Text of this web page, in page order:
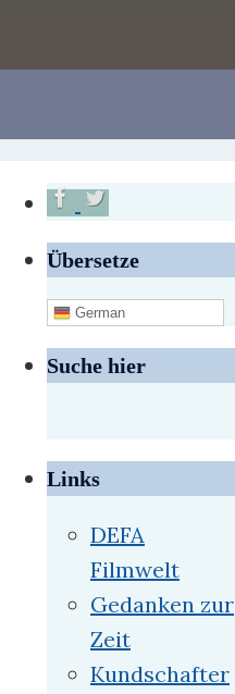
Übersetze
German
Suche hier
Links
DEFA
Filmwelt
Gedanken zur
Zeit
Kundschafter